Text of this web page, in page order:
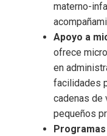
materno-
Apoyo a
ofrece
en
facilidades
cadenas de
pequeños